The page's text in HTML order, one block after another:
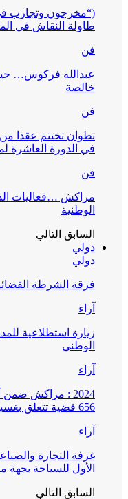
(“مخرجون وتجارب
طاولة النقاش في
فن
عبدالله فركوس…
خالصة
فن
تطوان تختتم عقدا من
في الدورة العاشرة
فن
مراكش …فعاليات
الوطنية
السابق التالي
دولي
دولي
فرقة الشرطة
آراء
زيارة استطلاعية
الوطني
آراء
2024 : مراكش
656 قضية تتعلق بغسيل الأموال
آراء
غرفة التجارة
الأول للسياحة
السابق التالي